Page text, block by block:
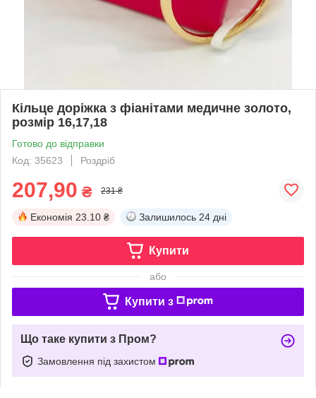
Кільце доріжка з фіанітами медичне золото,
розмір 16,17,18
Готово до відправки
Код: 35623
Роздріб
207,90 ₴ 231 ₴
Економія 23.10 ₴ Залишилось 24 дні
Купити
або
Купити з
Що таке купити з Пром?
Замовлення під захистом